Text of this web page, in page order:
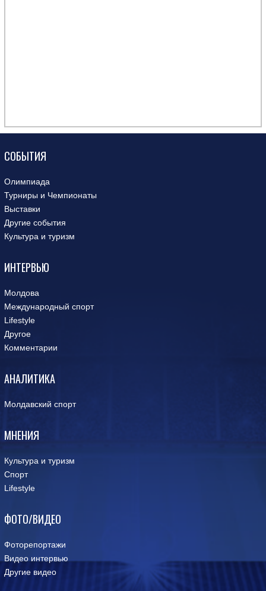
СОБЫТИЯ
Олимпиада
Турниры и Чемпионаты
Выставки
Другие события
Культура и туризм
ИНТЕРВЬЮ
Молдова
Международный спорт
Lifestyle
Другое
Комментарии
АНАЛИТИКА
Молдавский спорт
МНЕНИЯ
Культура и туризм
Спорт
Lifestyle
ФОТО/ВИДЕО
Фоторепортажи
Видео интервью
Другие видео